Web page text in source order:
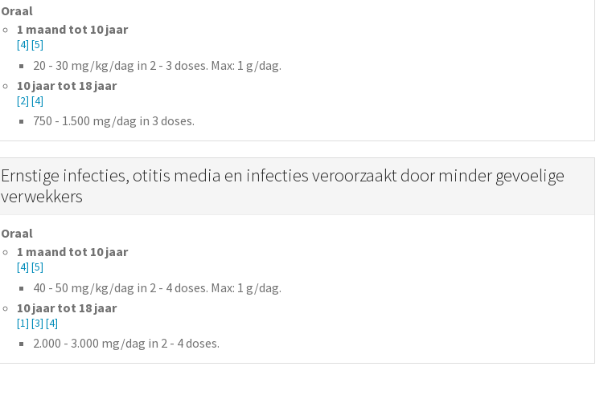
Oraal
1 maand tot 10 jaar
[4] [5]
20 - 30 mg/kg/dag in 2 - 3 doses. Max: 1 g/dag.
10 jaar tot 18 jaar
[2] [4]
750 - 1.500 mg/dag in 3 doses.
Ernstige infecties, otitis media en infecties veroorzaakt door minder gevoelige
verwekkers
Oraal
1 maand tot 10 jaar
[4] [5]
40 - 50 mg/kg/dag in 2 - 4 doses. Max: 1 g/dag.
10 jaar tot 18 jaar
[1] [3] [4]
2.000 - 3.000 mg/dag in 2 - 4 doses.